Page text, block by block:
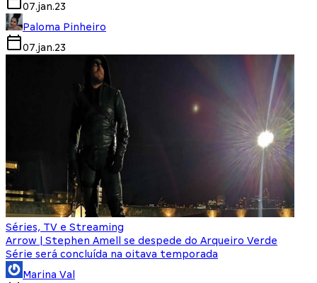
07.jan.23
Paloma Pinheiro
07.jan.23
Séries, TV e Streaming
Arrow | Stephen Amell se despede do Arqueiro Verde
Série será concluída na oitava temporada
Marina Val